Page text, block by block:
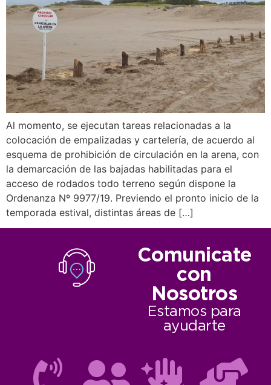
Al momento, se ejecutan tareas relacionadas a la
colocación de empalizadas y cartelería, de acuerdo al
esquema de prohibición de circulación en la arena, con
la demarcación de las bajadas habilitadas para el
acceso de rodados todo terreno según dispone la
Ordenanza Nº 9977/19. Previendo el pronto inicio de la
temporada estival, distintas áreas de […]
Comunicate
con
Nosotros
Estamos para
ayudarte